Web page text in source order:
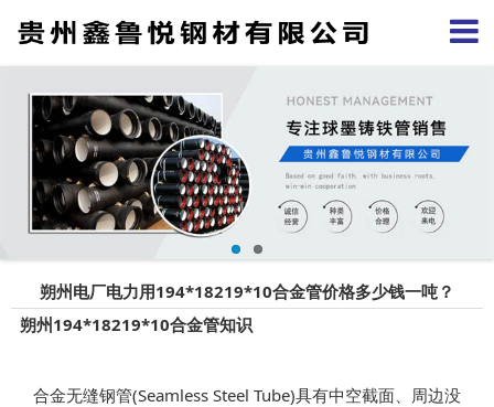
朔州电厂电力用194*18219*10合金管价格多少钱一吨？
朔州194*18219*10合金管知识
合金无缝钢管(Seamless Steel Tube)具有中空截面、周边没